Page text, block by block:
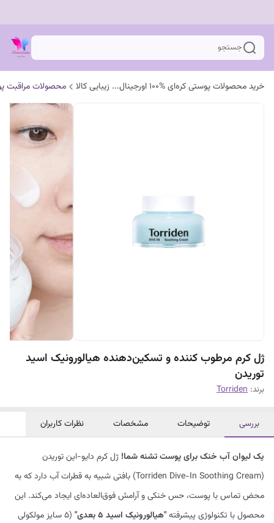
جستجو
خرید محصولات پوستی کره‌ای %100 اورجینال... زیبایی کالا محصولات مراقبت
ژل کرم مرطوب کننده و تسکین‌دهنده هیالورونیک اسید
توریدن
برند: Torriden
بررسی توضیحات مشخصات نظرات کاربران
یک لیوان آب خنک برای پوست تشنه شما! ژل کرم دایو-این توریدن
(Torriden Dive-In Soothing Cream) بافتی شبیه به قطرات آب دارد که به
محض تماس با پوست، حس خنکی و آرامش فوق‌العاده‌ای ایجاد می‌کند. این
محصول با تکنولوژی پیشرفته"هیالورونیک اسید ۵ بعدی"
(۵ سایز مولکولی